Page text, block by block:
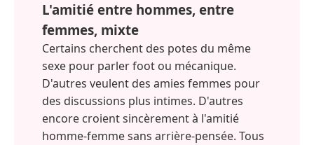
L'amitié entre hommes, entre
femmes, mixte
Certains cherchent des potes du même
sexe pour parler foot ou mécanique.
D'autres veulent des amies femmes pour
des discussions plus intimes. D'autres
encore croient sincèrement à l'amitié
homme-femme sans arrière-pensée. Tous